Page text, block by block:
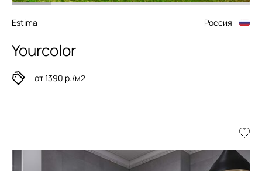
Estima Россия
Yourcolor
от 1390 р./м2